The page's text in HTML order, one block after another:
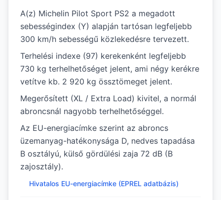
A(z) Michelin Pilot Sport PS2 a megadott
sebességindex (Y) alapján tartósan legfeljebb
300 km/h sebességű közlekedésre tervezett.
Terhelési indexe (97) kerekenként legfeljebb
730 kg terhelhetőséget jelent, ami négy kerékre
vetítve kb. 2 920 kg össztömeget jelent.
Megerősített (XL / Extra Load) kivitel, a normál
abroncsnál nagyobb terhelhetőséggel.
Az EU-energiacímke szerint az abroncs
üzemanyag-hatékonysága D, nedves tapadása
B osztályú, külső gördülési zaja 72 dB (B
zajosztály).
Hivatalos EU-energiacímke (EPREL adatbázis)